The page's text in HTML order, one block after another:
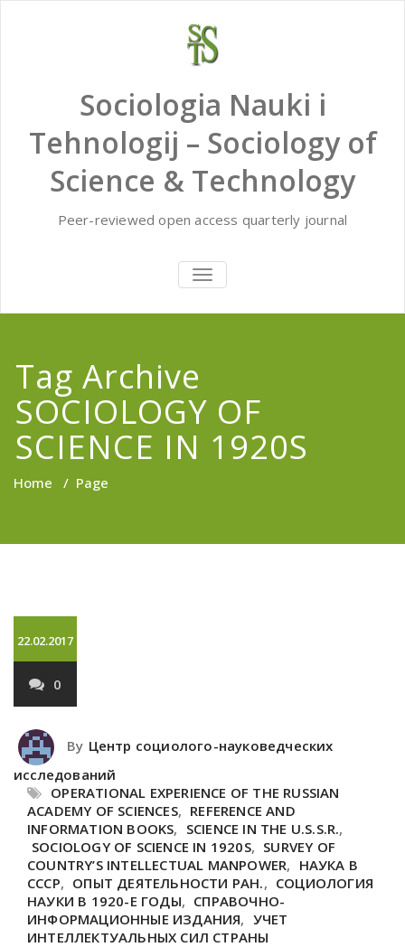
Sociologia Nauki i
Tehnologij – Sociology of
Science & Technology
Peer-reviewed open access quarterly journal
TOGGLE
NAVIGATION
Tag Archive
SOCIOLOGY OF
SCIENCE IN 1920S
Home / Page
22.02.2017
0
By Центр социолого-науковедческих
исследований
OPERATIONAL EXPERIENCE OF THE RUSSIAN
ACADEMY OF SCIENCES, REFERENCE AND
INFORMATION BOOKS, SCIENCE IN THE U.S.S.R.,
SOCIOLOGY OF SCIENCE IN 1920S, SURVEY OF
COUNTRY’S INTELLECTUAL MANPOWER, НАУКА В
СССР, ОПЫТ ДЕЯТЕЛЬНОСТИ РАН., СОЦИОЛОГИЯ
НАУКИ В 1920-Е ГОДЫ, СПРАВОЧНО-
ИНФОРМАЦИОННЫЕ ИЗДАНИЯ, УЧЕТ
ИНТЕЛЛЕКТУАЛЬНЫХ СИЛ СТРАНЫ